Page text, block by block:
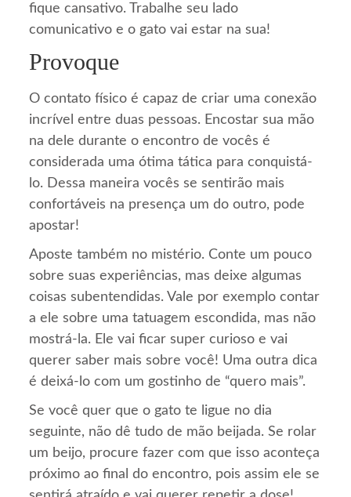
fique cansativo. Trabalhe seu lado
comunicativo e o gato vai estar na sua!
Provoque
O contato físico é capaz de criar uma conexão
incrível entre duas pessoas. Encostar sua mão
na dele durante o encontro de vocês é
considerada uma ótima tática para conquistá-
lo. Dessa maneira vocês se sentirão mais
confortáveis na presença um do outro, pode
apostar!
Aposte também no mistério. Conte um pouco
sobre suas experiências, mas deixe algumas
coisas subentendidas. Vale por exemplo contar
a ele sobre uma tatuagem escondida, mas não
mostrá-la. Ele vai ficar super curioso e vai
querer saber mais sobre você! Uma outra dica
é deixá-lo com um gostinho de “quero mais”.
Se você quer que o gato te ligue no dia
seguinte, não dê tudo de mão beijada. Se rolar
um beijo, procure fazer com que isso aconteça
próximo ao final do encontro, pois assim ele se